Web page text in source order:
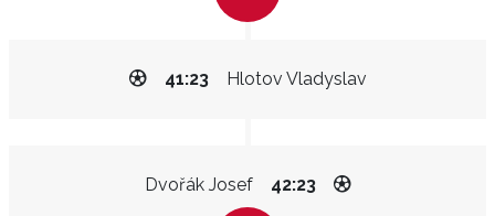
Hlotov Vladyslav
41:23
Dvořák Josef 42:23